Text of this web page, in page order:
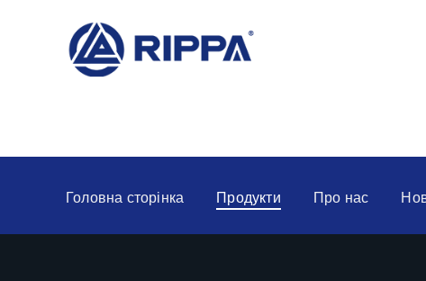
Головна сторінка Продукти Про нас